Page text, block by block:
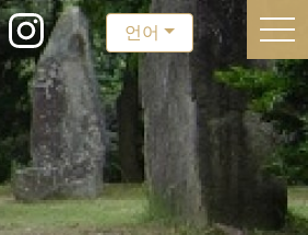
언어